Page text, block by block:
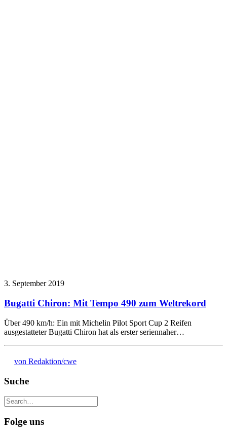
3. September 2019
Bugatti Chiron: Mit Tempo 490 zum Weltrekord
Über 490 km/h: Ein mit Michelin Pilot Sport Cup 2 Reifen
ausgestatteter Bugatti Chiron hat als erster seriennaher…
von Redaktion/cwe
Suche
Folge uns